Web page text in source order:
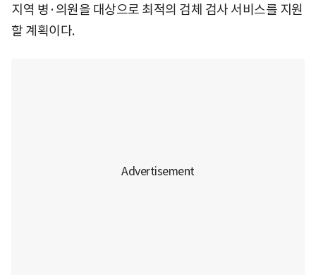
지역 병·의원을 대상으로 최적의 검체 검사 서비스를 지원
할 계획이다.